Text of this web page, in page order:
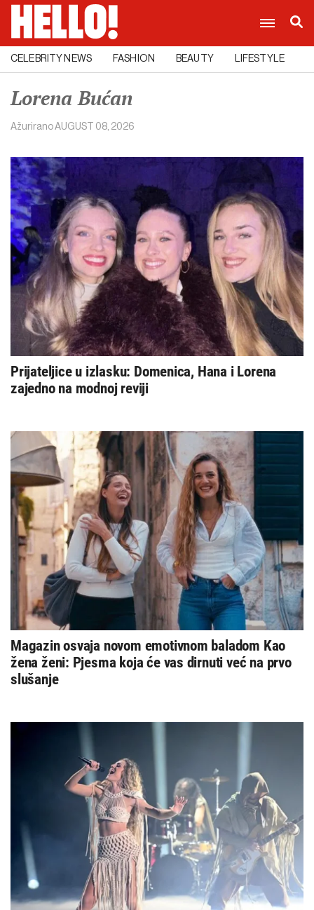
CELEBRITY NEWS FASHION BEAUTY LIFESTYLE
Lorena Bućan
AžuriranoAUGUST 08, 2026
Prijateljice u izlasku: Domenica, Hana i Lorena
zajedno na modnoj reviji
Magazin osvaja novom emotivnom baladom Kao
žena ženi: Pjesma koja će vas dirnuti već na prvo
slušanje